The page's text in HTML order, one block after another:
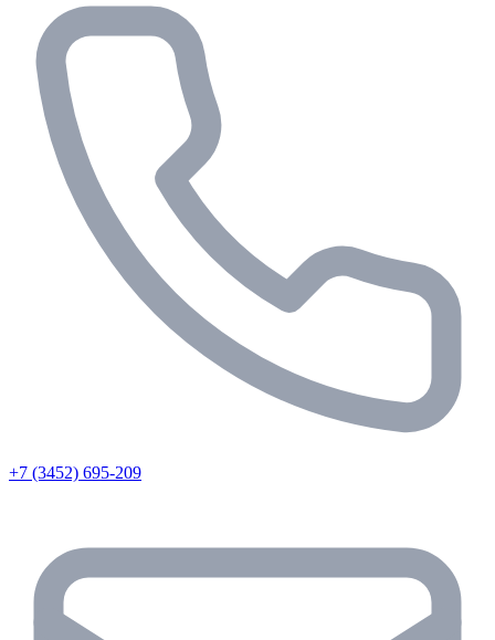
+7 (3452) 695-209